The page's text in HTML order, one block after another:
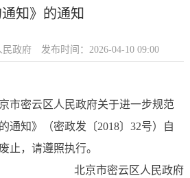
知》的通知
民政府 发布时间：2026-04-10 09:00
市密云区人民政府关于进一步规范
通知》（密政发〔2018〕32号）自
止，请遵照执行。
北京市密云区人民政府